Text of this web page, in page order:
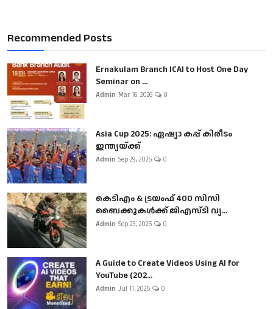
Recommended Posts
Ernakulam Branch ICAI to Host One Day
Seminar on ...
Admin Mar 16, 2026 0
Asia Cup 2025: ഏഷ്യാ കപ്പ് കിരീടം
ഇന്ത്യയ്ക്ക്
Admin Sep 29, 2025 0
കെടിഎം & ട്രയംഫ് 400 സിസി
ബൈക്കുകൾക്ക് ജിഎസ്ടി വ്യ...
Admin Sep 23, 2025 0
A Guide to Create Videos Using AI for
YouTube (202...
Admin Jul 11, 2025 0